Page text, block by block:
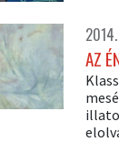
2014.
AZ